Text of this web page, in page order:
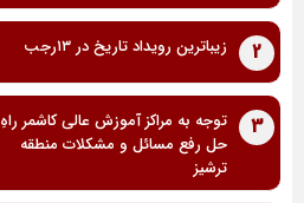
2 زیباترین رویداد تاریخ در ۱۳رجب
3
توجه به مراکز آموزش عالی کاشمر راهِ
حل رفع مسائل و مشکلات منطقه
ترشیز